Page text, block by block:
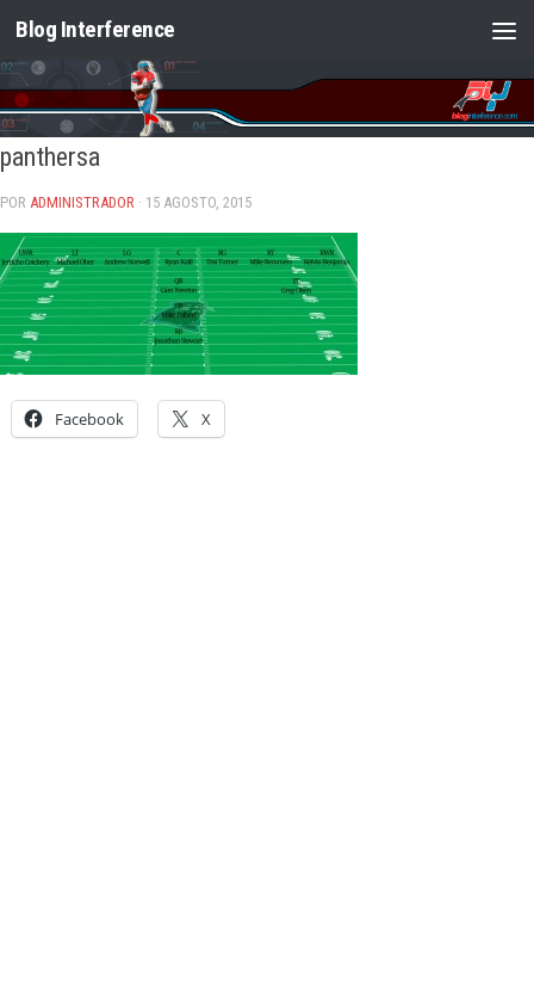
Saltar al contenido
Blog Interference
panthersa
POR ADMINISTRADOR · 15 AGOSTO, 2015
Facebook X